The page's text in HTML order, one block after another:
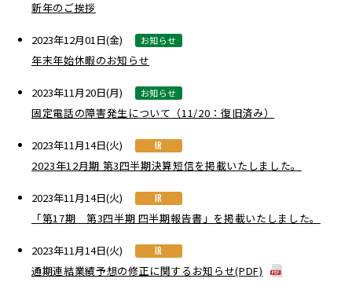
新年のご挨拶
2023年12月01日(金) お知らせ
年末年始休暇のお知らせ
2023年11月20日(月) お知らせ
固定電話の障害発生について（11/20：復旧済み）
2023年11月14日(火) IR
2023年12月期 第3四半期決算短信を掲載いたしました。
2023年11月14日(火) IR
「第17期 第3四半期 四半期報告書」を掲載いたしました。
2023年11月14日(火) IR
通期連結業績予想の修正に関するお知らせ(PDF)